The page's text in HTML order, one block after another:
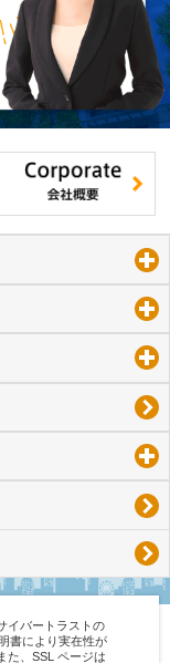
イバートラストの
書により実在性が
た、SSL ページは